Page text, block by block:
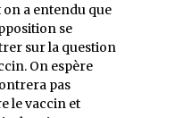
a entendu que
se
sur la question
On espère
pas
le vaccin et